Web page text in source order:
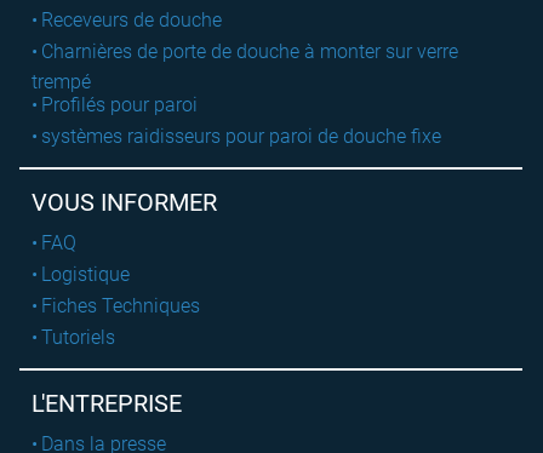
Receveurs de douche
Charnières de porte de douche à monter sur verre
trempé
Profilés pour paroi
systèmes raidisseurs pour paroi de douche fixe
VOUS INFORMER
FAQ
Logistique
Fiches Techniques
Tutoriels
L'ENTREPRISE
Dans la presse